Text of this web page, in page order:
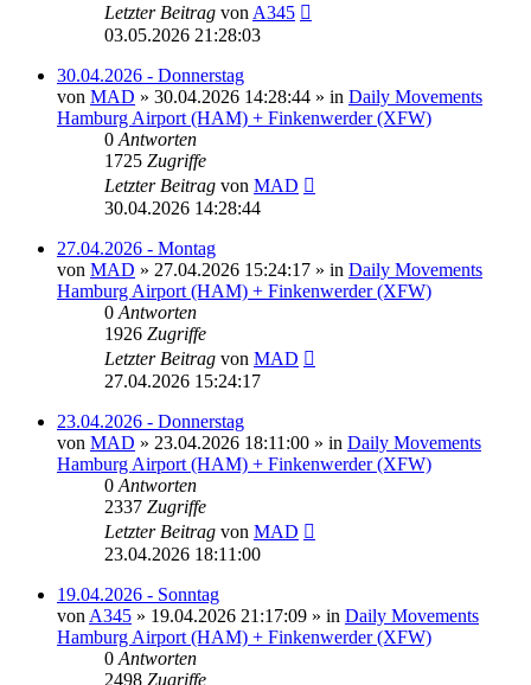
Letzter Beitrag von A345
03.05.2026 21:28:03
30.04.2026 - Donnerstag
von MAD » 30.04.2026 14:28:44 » in Daily Movements
Hamburg Airport (HAM) + Finkenwerder (XFW)
0 Antworten
1725 Zugriffe
Letzter Beitrag von MAD
30.04.2026 14:28:44
27.04.2026 - Montag
von MAD » 27.04.2026 15:24:17 » in Daily Movements
Hamburg Airport (HAM) + Finkenwerder (XFW)
0 Antworten
1926 Zugriffe
Letzter Beitrag von MAD
27.04.2026 15:24:17
23.04.2026 - Donnerstag
von MAD » 23.04.2026 18:11:00 » in Daily Movements
Hamburg Airport (HAM) + Finkenwerder (XFW)
0 Antworten
2337 Zugriffe
Letzter Beitrag von MAD
23.04.2026 18:11:00
19.04.2026 - Sonntag
von A345 » 19.04.2026 21:17:09 » in Daily Movements
Hamburg Airport (HAM) + Finkenwerder (XFW)
0 Antworten
2498 Zugriffe